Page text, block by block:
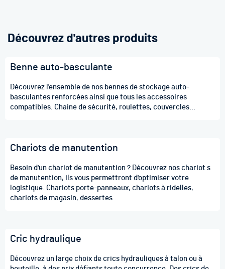
Découvrez d'autres produits
Benne auto-basculante
Découvrez l'ensemble de nos bennes de stockage auto-
basculantes renforcées ainsi que tous les accessoires
compatibles. Chaine de sécurité, roulettes, couvercles...
Chariots de manutention
Besoin d'un chariot de manutention ? Découvrez nos chariot s
de manutention, ils vous permettront d'optimiser votre
logistique. Chariots porte-panneaux, chariots à ridelles,
chariots de magasin, dessertes...
Cric hydraulique
Découvrez un large choix de crics hydrauliques à talon ou à